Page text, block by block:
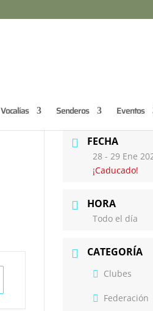
Vocalías Senderos Eventos
FECHA
28 - 29 Ene
¡Caducado!
HORA
Todo el día
CATEGORÍA
Clubes
Federación